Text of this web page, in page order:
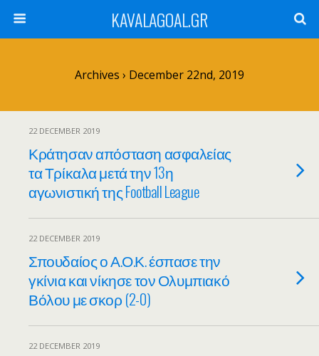
KAVALAGOAL.GR
Archives › December 22nd, 2019
22 DECEMBER 2019
Κράτησαν απόσταση ασφαλείας
τα Τρίκαλα μετά την 13η
αγωνιστική της Football League
22 DECEMBER 2019
Σπουδαίος ο Α.Ο.Κ. έσπασε την
γκίνια και νίκησε τον Ολυμπιακό
Βόλου με σκορ (2-0)
22 DECEMBER 2019